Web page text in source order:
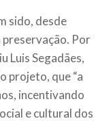
sido, desde
preservação. Por
Luis Segadães,
projeto, que “a
incentivando
e cultural dos